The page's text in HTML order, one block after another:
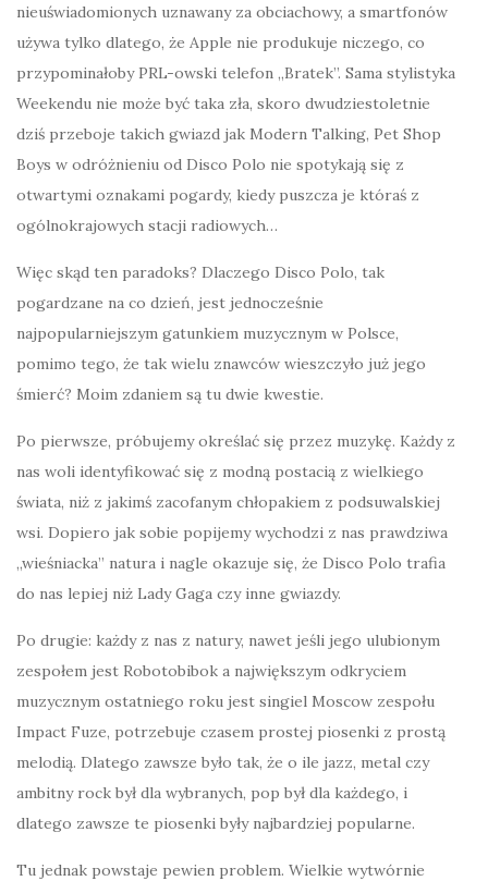
nieuświadomionych uznawany za obciachowy, a smartfonów
używa tylko dlatego, że Apple nie produkuje niczego, co
przypominałoby PRL-owski telefon „Bratek”. Sama stylistyka
Weekendu nie może być taka zła, skoro dwudziestoletnie
dziś przeboje takich gwiazd jak Modern Talking, Pet Shop
Boys w odróżnieniu od Disco Polo nie spotykają się z
otwartymi oznakami pogardy, kiedy puszcza je któraś z
ogólnokrajowych stacji radiowych…
Więc skąd ten paradoks? Dlaczego Disco Polo, tak
pogardzane na co dzień, jest jednocześnie
najpopularniejszym gatunkiem muzycznym w Polsce,
pomimo tego, że tak wielu znawców wieszczyło już jego
śmierć? Moim zdaniem są tu dwie kwestie.
Po pierwsze, próbujemy określać się przez muzykę. Każdy z
nas woli identyfikować się z modną postacią z wielkiego
świata, niż z jakimś zacofanym chłopakiem z podsuwalskiej
wsi. Dopiero jak sobie popijemy wychodzi z nas prawdziwa
„wieśniacka” natura i nagle okazuje się, że Disco Polo trafia
do nas lepiej niż Lady Gaga czy inne gwiazdy.
Po drugie: każdy z nas z natury, nawet jeśli jego ulubionym
zespołem jest Robotobibok a największym odkryciem
muzycznym ostatniego roku jest singiel Moscow zespołu
Impact Fuze, potrzebuje czasem prostej piosenki z prostą
melodią. Dlatego zawsze było tak, że o ile jazz, metal czy
ambitny rock był dla wybranych, pop był dla każdego, i
dlatego zawsze te piosenki były najbardziej popularne.
Tu jednak powstaje pewien problem. Wielkie wytwórnie